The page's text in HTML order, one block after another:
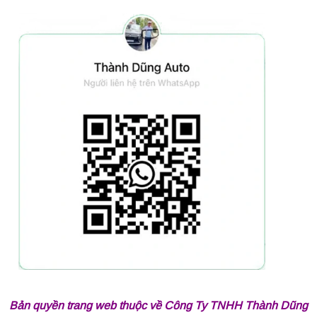
Bản quyền trang web thuộc về Công Ty TNHH Thành Dũng